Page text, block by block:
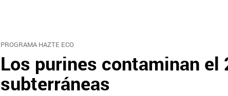
PROGRAMA HAZTE ECO
Los purines contaminan el
subterráneas